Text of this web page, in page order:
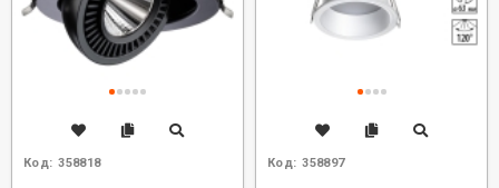
Код: 358818 Код: 358897